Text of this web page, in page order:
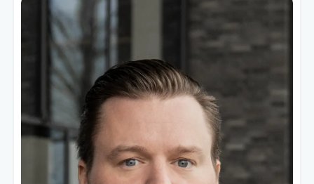
Wer ist Andreas Loskan? Und was
ist ein Connector?
Ich bin kein Event-Manager. Ich bin kein
Community-Builder.
Aber ich bin gut darin,
Menschen zu
verbinden, die zusammenpassen.
Meine Rolle bei Power of AI: